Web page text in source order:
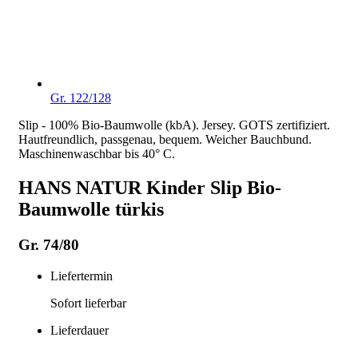
Gr. 122/128
Slip - 100% Bio-Baumwolle (kbA). Jersey. GOTS zertifiziert.
Hautfreundlich, passgenau, bequem. Weicher Bauchbund.
Maschinenwaschbar bis 40° C.
HANS NATUR Kinder Slip Bio-
Baumwolle türkis
Gr. 74/80
Liefertermin
Sofort lieferbar
Lieferdauer